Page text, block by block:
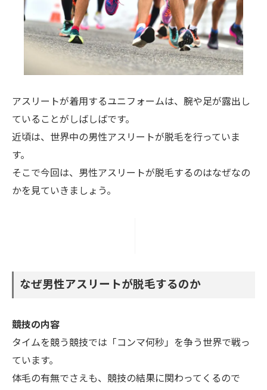
アスリートが着用するユニフォームは、腕や足が露出し
ていることがしばしばです。
近頃は、世界中の男性アスリートが脱毛を行っていま
す。
そこで今回は、男性アスリートが脱毛するのはなぜなの
かを見ていきましょう。
なぜ男性アスリートが脱毛するのか
競技の内容
タイムを競う競技では「コンマ何秒」を争う世界で戦っ
ています。
体毛の有無でさえも、競技の結果に関わってくるので